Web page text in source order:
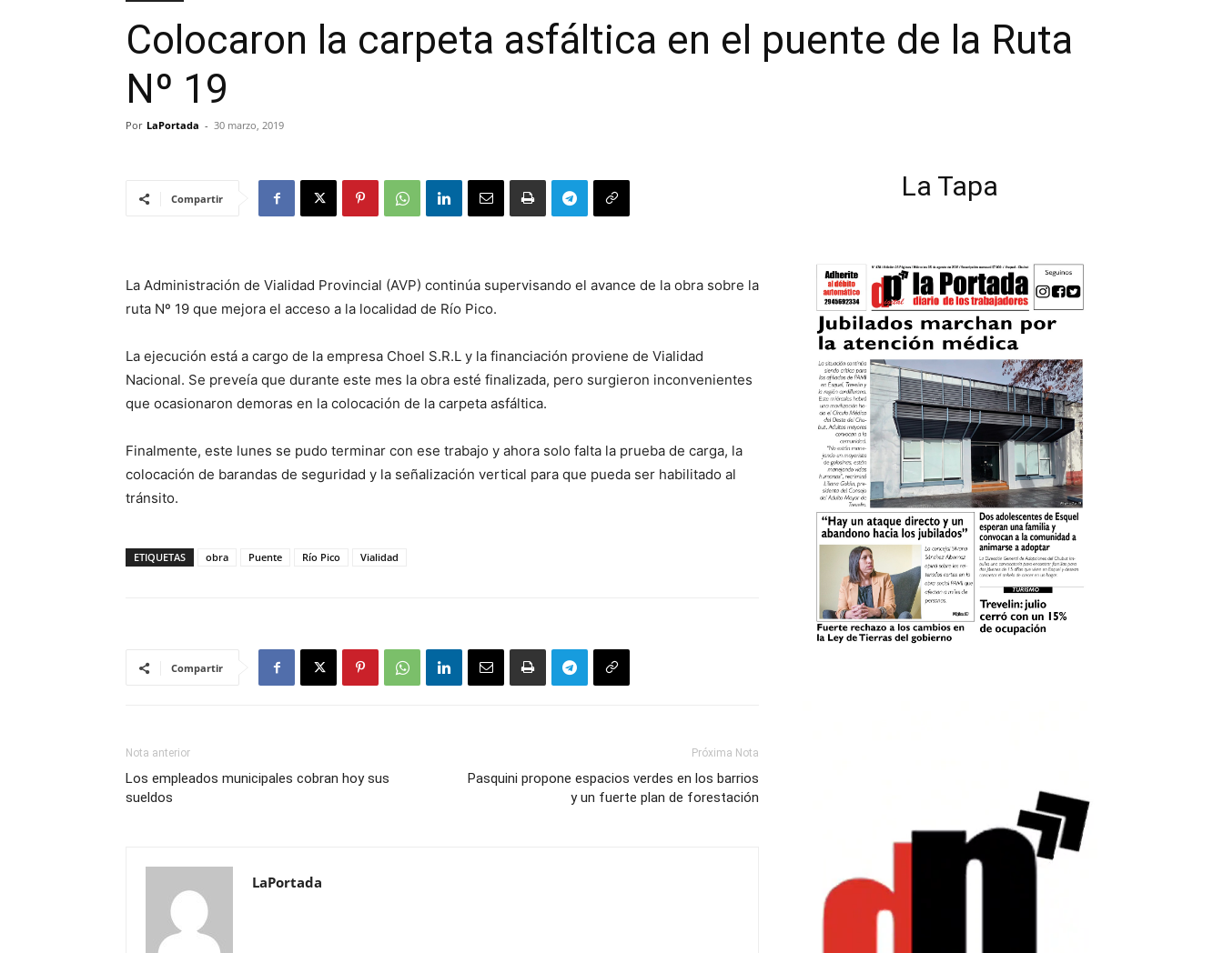
Colocaron la carpeta asfáltica en el puente de la Ruta
Nº 19
Por LaPortada - 30 marzo, 2019
Compartir
La Administración de Vialidad Provincial (AVP) continúa supervisando el avance de la obra sobre la
ruta Nº 19 que mejora el acceso a la localidad de Río Pico.
La ejecución está a cargo de la empresa Choel S.R.L y la financiación proviene de Vialidad
Nacional. Se preveía que durante este mes la obra esté finalizada, pero surgieron inconvenientes
que ocasionaron demoras en la colocación de la carpeta asfáltica.
Finalmente, este lunes se pudo terminar con ese trabajo y ahora solo falta la prueba de carga, la
colocación de barandas de seguridad y la señalización vertical para que pueda ser habilitado al
tránsito.
ETIQUETAS obra Puente Río Pico Vialidad
Compartir
Nota anterior
Los empleados municipales cobran hoy sus
sueldos
Próxima Nota
Pasquini propone espacios verdes en los barrios
y un fuerte plan de forestación
LaPortada
La Tapa